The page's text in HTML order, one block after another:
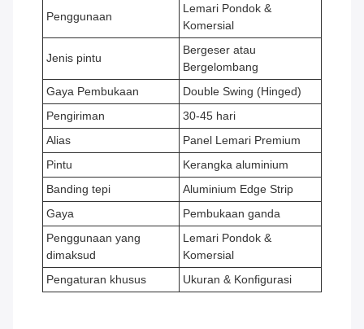
Penggunaan
Lemari Pondok &
Komersial
Jenis pintu
Bergeser atau
Bergelombang
Gaya Pembukaan
Double Swing (Hinged)
Pengiriman
30-45 hari
Alias
Panel Lemari Premium
Pintu
Kerangka aluminium
Banding tepi
Aluminium Edge Strip
Gaya
Pembukaan ganda
Penggunaan yang
dimaksud
Lemari Pondok &
Komersial
Pengaturan khusus
Ukuran & Konfigurasi